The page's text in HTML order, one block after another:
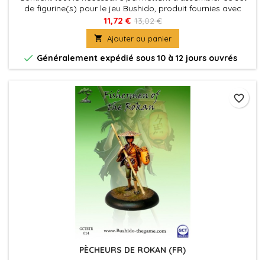
de figurine(s) pour le jeu Bushido, produit fournies avec
leurs socles en plastique. Figurine(s) à peindre et à
assembler
11,72 € 13,02 €
 Ajouter au panier
 Généralement expédié sous 10 à 12 jours ouvrés
PÈCHEURS DE ROKAN (FR)
favorite_border